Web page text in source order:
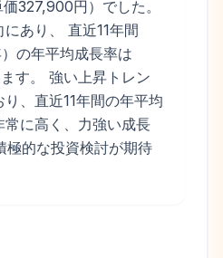
327,900円）でした。
あり、 直近11年間
の年平均成長率は
す。 強い上昇トレン
り、直近11年間の年平均
に高く、力強い成長
極的な投資検討が期待